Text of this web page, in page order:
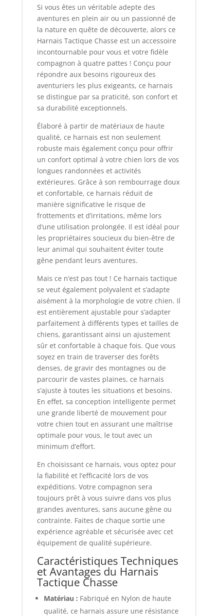
Si vous êtes un véritable adepte des
aventures en plein air ou un passionné de
la nature en quête de découverte, alors ce
Harnais Tactique Chasse est un accessoire
incontournable pour vous et votre fidèle
compagnon à quatre pattes ! Conçu pour
répondre aux besoins rigoureux des
aventuriers les plus exigeants, ce harnais
se distingue par sa praticité, son confort et
sa durabilité exceptionnels.
Élaboré à partir de matériaux de haute
qualité, ce harnais est non seulement
robuste mais également conçu pour offrir
un confort optimal à votre chien lors de vos
longues randonnées et activités
extérieures. Grâce à son rembourrage doux
et confortable, ce harnais réduit de
manière significative le risque de
frottements et d’irritations, même lors
d’une utilisation prolongée. Il est idéal pour
les propriétaires soucieux du bien-être de
leur animal qui souhaitent éviter toute
gêne pendant leurs aventures.
Mais ce n’est pas tout ! Ce harnais tactique
se veut également polyvalent et s’adapte
aisément à la morphologie de votre chien. Il
est entièrement ajustable pour s’adapter
parfaitement à différents types et tailles de
chiens, garantissant ainsi un ajustement
sûr et confortable à chaque fois. Que vous
soyez en train de traverser des forêts
denses, de gravir des montagnes ou de
parcourir de vastes plaines, ce harnais
s’ajuste à toutes les situations et besoins.
En effet, sa conception intelligente permet
une grande liberté de mouvement pour
votre chien tout en assurant une maîtrise
optimale pour vous, le tout avec un
minimum d’effort.
En choisissant ce harnais, vous optez pour
la fiabilité et l’efficacité lors de vos
expéditions. Votre compagnon sera
toujours prêt à vous suivre dans vos plus
grandes aventures, sans aucune gêne ou
contrainte. Faites de chaque sortie une
expérience agréable et sécurisée avec cet
équipement de qualité supérieure.
Caractéristiques Techniques
et Avantages du Harnais
Tactique Chasse
Matériau : Fabriqué en Nylon de haute
qualité, ce harnais assure une résistance